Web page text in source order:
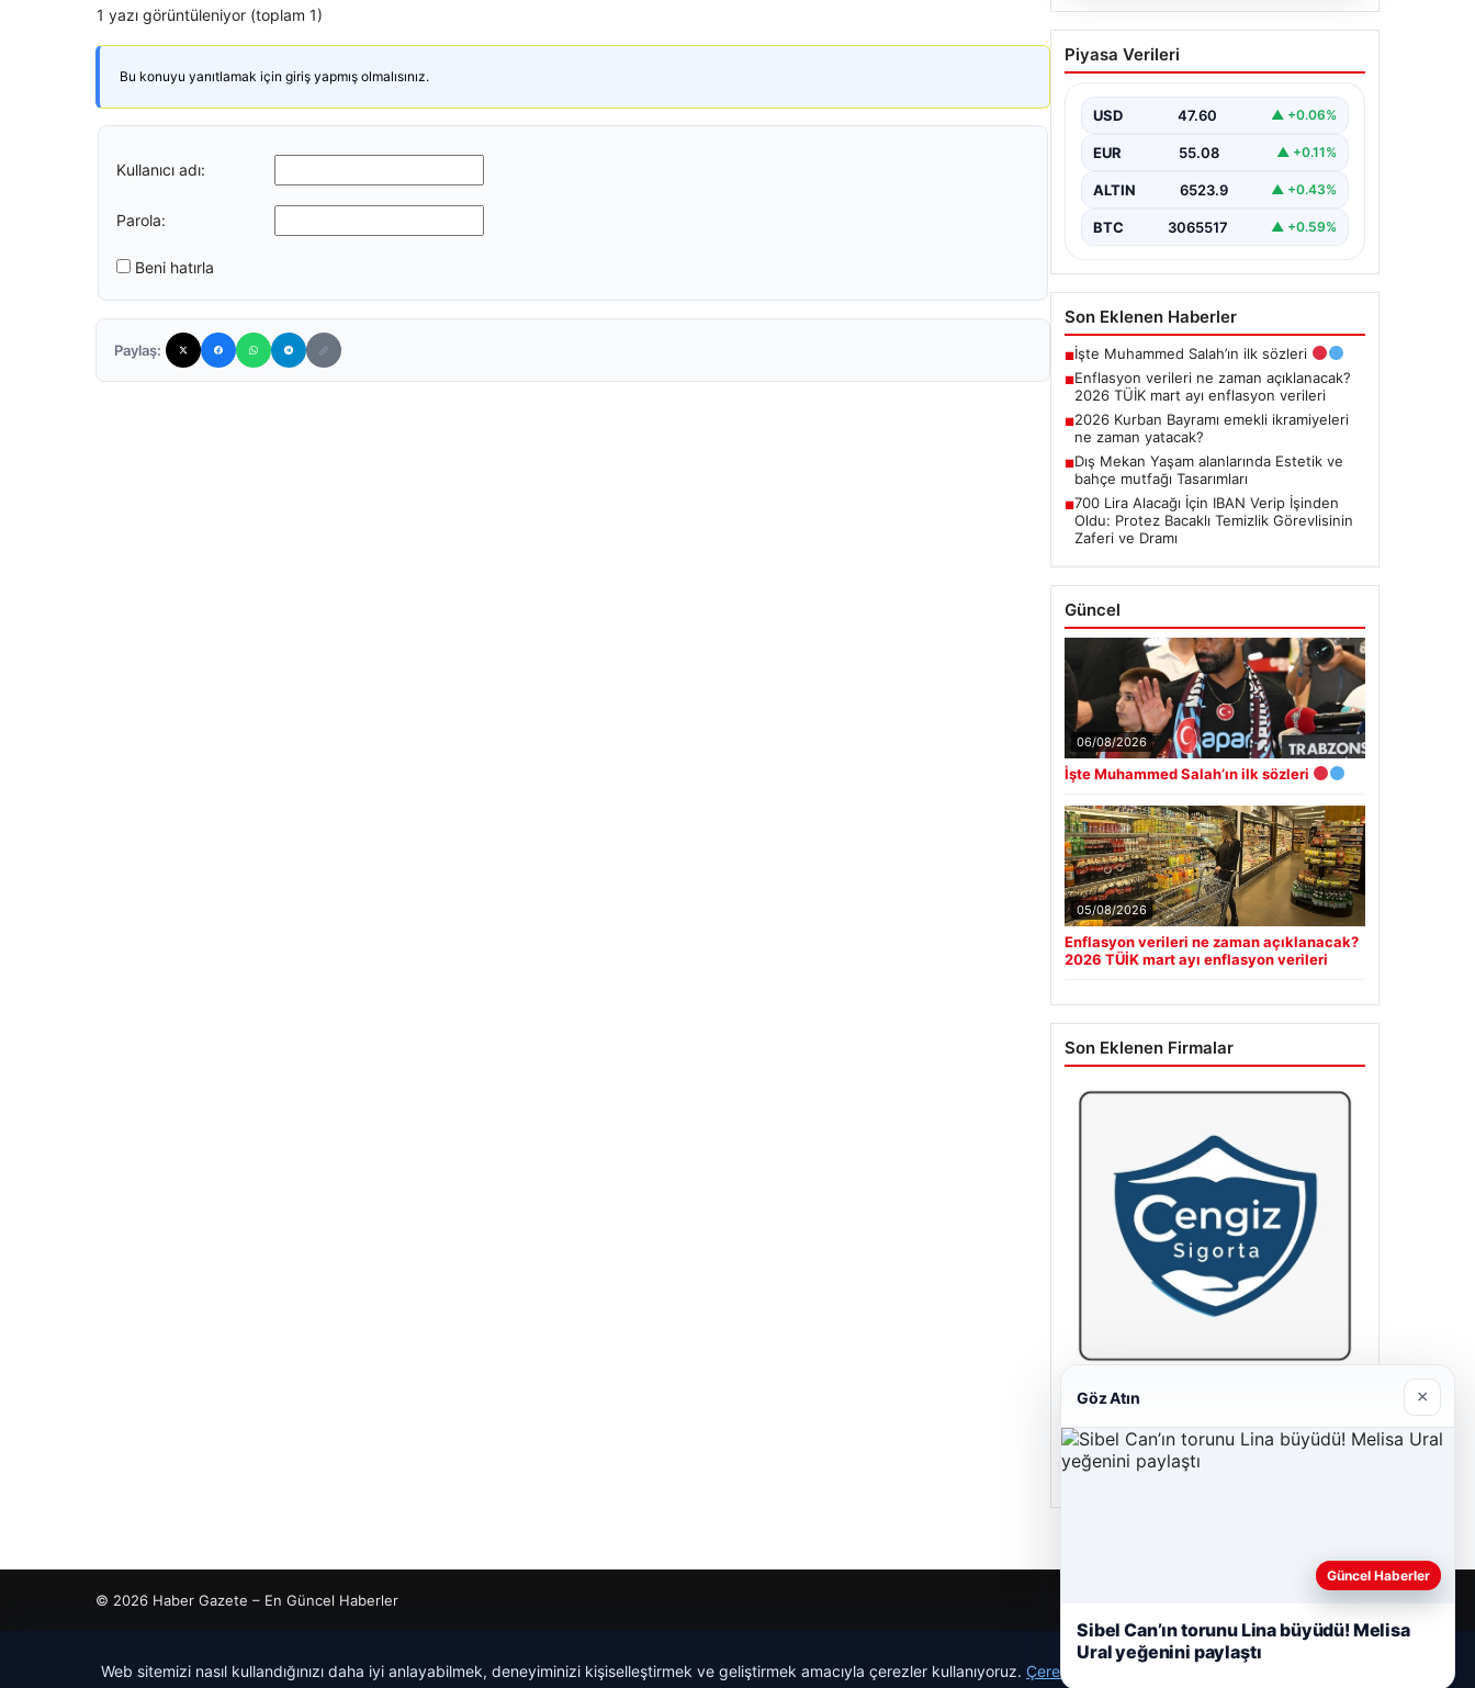
1 yazı görüntüleniyor (toplam 1)
Bu konuyu yanıtlamak için giriş yapmış olmalısınız.
Kullanıcı adı:
Parola:
Beni hatırla
Paylaş:
Enflasyon verileri ne
zaman açıklanacak? 2026
verileri
Piyasa Verileri
USD 47.60 ▲ +0.06%
EUR 55.08 ▲ +0.11%
ALTIN 6523.9 ▲ +0.43%
BTC 3065517 ▲ +0.59%
Son Eklenen Haberler
■İşte Muhammed Salah’ın ilk sözleri
■Enflasyon verileri ne zaman açıklanacak?
2026 TÜİK mart ayı enflasyon verileri
■2026 Kurban Bayramı emekli ikramiyeleri
ne zaman yatacak?
■Dış Mekan Yaşam alanlarında Estetik ve
bahçe mutfağı Tasarımları
■700 Lira Alacağı İçin IBAN Verip İşinden
Oldu: Protez Bacaklı Temizlik Görevlisinin
Zaferi ve Dramı
Güncel
06/08/2026
İşte Muhammed Salah’ın ilk sözleri
05/08/2026
Enflasyon verileri ne zaman açıklanacak?
2026 TÜİK mart ayı enflasyon verileri
Son Eklenen Firmalar
Cengiz Sigorta
23/06/2026
© 2026 Haber Gazete – En Güncel Haberler
Web sitemizi nasıl kullandığınızı daha iyi anlayabilmek, deneyiminizi kişiselleştirmek ve geliştirmek amacıyla çerezler kullanıyoruz. Çerez Politikamız
Göz Atın ×
Güncel Haberler
Sibel Can’ın torunu Lina büyüdü! Melisa
Ural yeğenini paylaştı